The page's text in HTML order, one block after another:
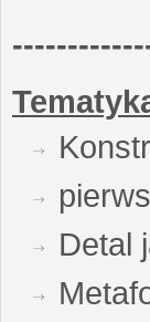
Detal